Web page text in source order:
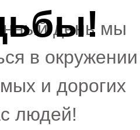
день мы
в окружении
и дорогих
людей!